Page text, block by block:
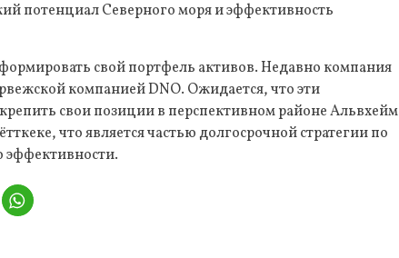
потенциал Северного моря и эффективность
свой портфель активов. Недавно компания
компанией DNO. Ожидается, что эти
свои позиции в перспективном районе Альвхейм
что является частью долгосрочной стратегии по